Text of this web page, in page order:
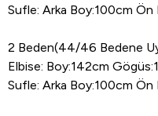
Sufle: Arka Boy:100cm
2 Beden(44/46 Bedene
Elbise: Boy:142cm
Sufle: Arka Boy:100cm